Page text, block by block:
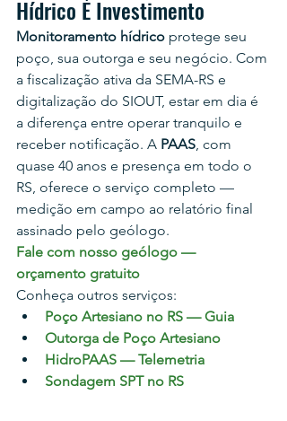
Hídrico É Investimento
Monitoramento hídrico protege seu
poço, sua outorga e seu negócio. Com
a fiscalização ativa da SEMA-RS e
digitalização do SIOUT, estar em dia é
a diferença entre operar tranquilo e
receber notificação. A PAAS, com
quase 40 anos e presença em todo o
RS, oferece o serviço completo —
medição em campo ao relatório final
assinado pelo geólogo.
Fale com nosso geólogo —
orçamento gratuito
Conheça outros serviços:
Poço Artesiano no RS — Guia
Outorga de Poço Artesiano
HidroPAAS — Telemetria
Sondagem SPT no RS